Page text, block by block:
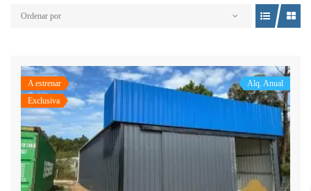
Ordenar por
A estrenar
Exclusiva
Alq. Anual